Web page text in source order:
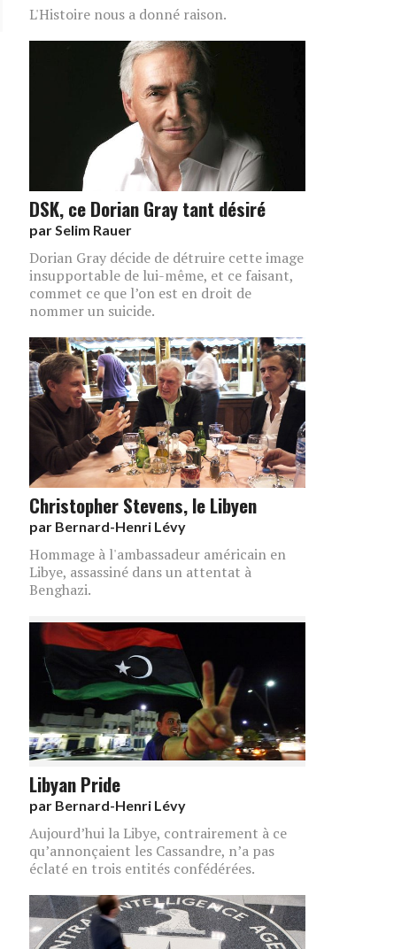
L'Histoire nous a donné raison.
DSK, ce Dorian Gray tant désiré
parSelim Rauer
Dorian Gray décide de détruire cette image
insupportable de lui-même, et ce faisant,
commet ce que l’on est en droit de
nommer un suicide.
Christopher Stevens, le Libyen
par Bernard-Henri Lévy
Hommage à l'ambassadeur américain en
Libye, assassiné dans un attentat à
Benghazi.
Libyan Pride
par Bernard-Henri Lévy
Aujourd’hui la Libye, contrairement à ce
qu’annonçaient les Cassandre, n’a pas
éclaté en trois entités confédérées.